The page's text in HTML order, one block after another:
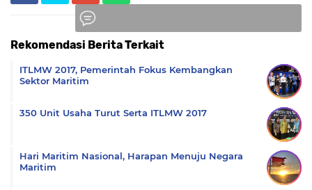
Rekomendasi Berita Terkait
ITLMW 2017, Pemerintah Fokus Kembangkan
Sektor Maritim
350 Unit Usaha Turut Serta ITLMW 2017
Hari Maritim Nasional, Harapan Menuju Negara
Maritim